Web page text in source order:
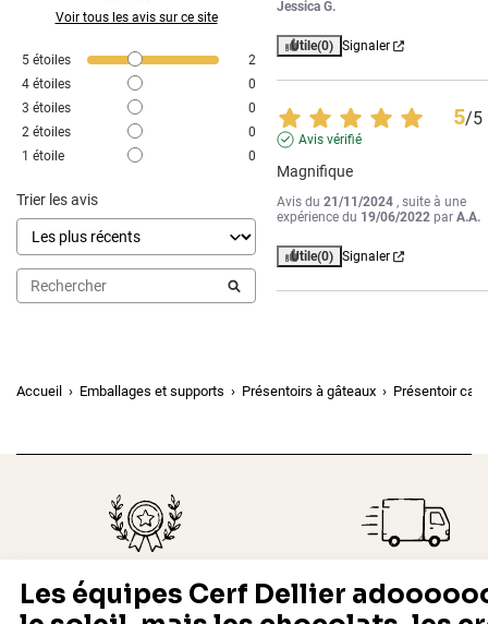
Voir tous les avis sur ce site
5 étoiles
2
4 étoiles
0
3 étoiles
0
2 étoiles
0
1 étoile 0
Trier les avis
Jessica G.
Utile(0) Signaler
5/5
Avis vérifié
Magnifique
Avis du21/11/2024 , suite à une
expérience du 19/06/2022 parA.A.
Utile(0) Signaler
Accueil Emballages et supports Présentoirs à gâteaux Présentoir
Fabricant français reconnu Offerte dès 69 € en point